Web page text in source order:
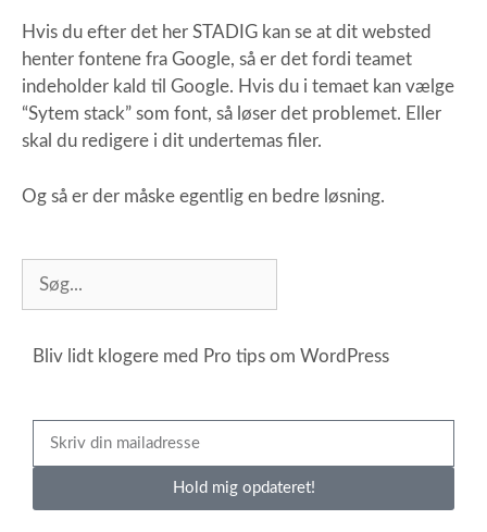
Hvis du efter det her STADIG kan se at dit websted
henter fontene fra Google, så er det fordi teamet
indeholder kald til Google. Hvis du i temaet kan vælge
“Sytem stack” som font, så løser det problemet. Eller
skal du redigere i dit undertemas filer.
Og så er der måske egentlig en bedre løsning.
Bliv lidt klogere med Pro tips om WordPress
Hold mig opdateret!